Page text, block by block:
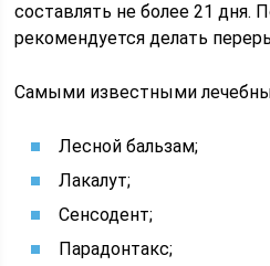
составлять не более 21 дня.
рекомендуется делать
Самыми известными
Лесной бальзам;
Лакалут;
Сенсодент;
Парадонтакс;